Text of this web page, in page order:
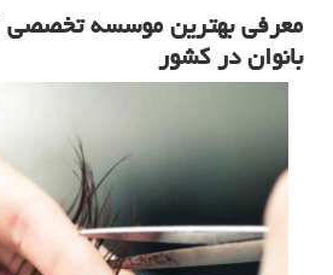
معرفی بهترین موسسه
بانوان در کشور